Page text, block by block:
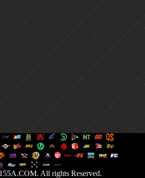
All rights Reserved.